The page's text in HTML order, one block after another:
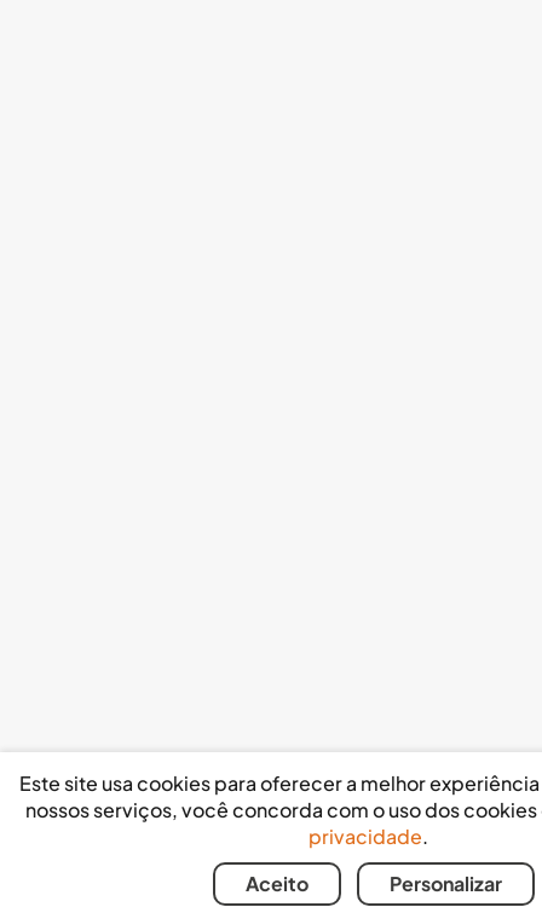
Este site usa cookies para oferecer a melhor
nossos serviços, você concorda com o uso dos cookies
privacidade.
Aceito
Personalizar